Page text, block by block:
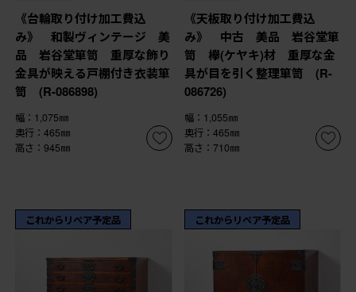
《台輪取り付け加工費込
み》 和製ヴィンテージ 美
品 岩谷堂箪笥 重厚な飾り
金具が映える戸棚付き衣装箪
笥 (R-086898)
幅：1,075㎜
奥行：465㎜
高さ：945㎜
《天板取り付け加工費込
み》 中古 美品 岩谷堂箪
笥 欅(ケヤキ)材 重厚な金
具が目を引く整理箪笥 (R-
086726)
幅：1,055㎜
奥行：465㎜
高さ：710㎜
これからリペア予定品 これからリペア予定品